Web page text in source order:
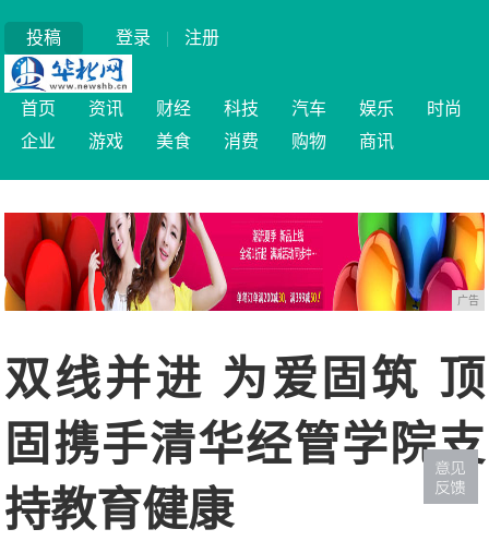
投稿 登录 | 注册
首页 资讯 财经 科技 汽车 娱乐
时尚
企业
游戏 美食 消费 购物 商讯
广告
双线并进 为爱固筑 顶
固携手清华经管学院支
持教育健康